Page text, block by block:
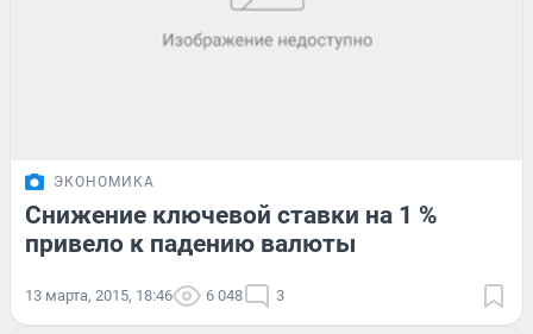
ЭКОНОМИКА
Снижение ключевой ставки на 1 %
привело к падению валюты
13 марта, 2015, 18:46 6 048 3